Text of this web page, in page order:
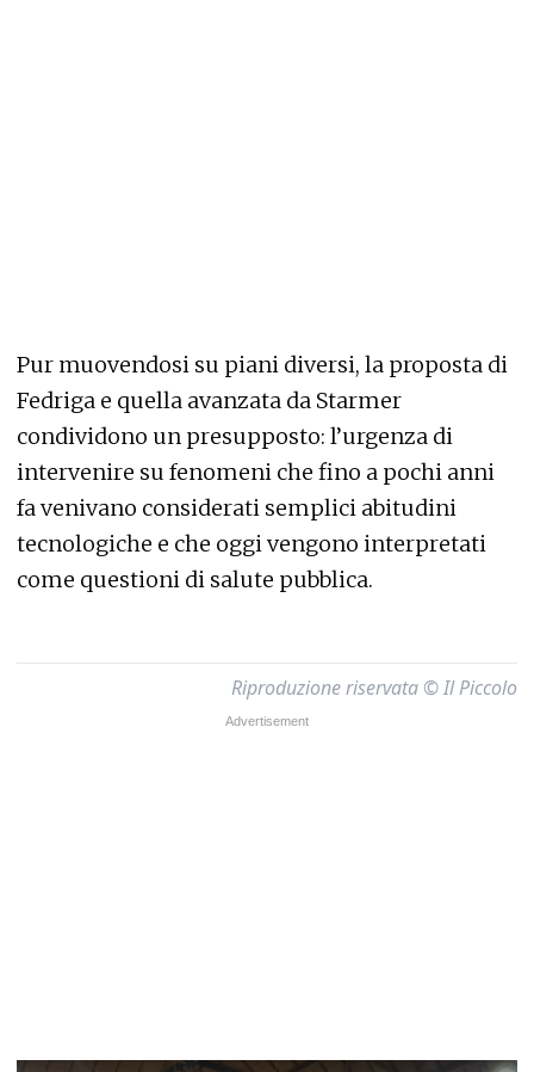
Pur muovendosi su piani diversi, la proposta di
Fedriga e quella avanzata da Starmer
condividono un presupposto: l’urgenza di
intervenire su fenomeni che fino a pochi anni
fa venivano considerati semplici abitudini
tecnologiche e che oggi vengono interpretati
come questioni di salute pubblica.
Riproduzione riservata © Il Piccolo